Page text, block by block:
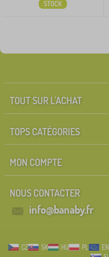
STOCK
TOUT SUR L'ACHAT
TOPS CATÉGORIES
MON COMPTE
NOUS CONTACTER
info@banaby.fr
CZ SK HU PL EN